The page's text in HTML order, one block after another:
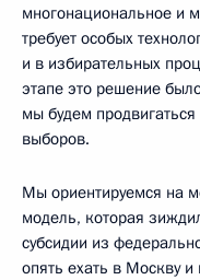
многонациональное и
требует особых
и в избирательных
этапе это решение
мы будем
выборов.
Мы ориентируемся на
модель, которая
субсидии из
опять ехать в Москву